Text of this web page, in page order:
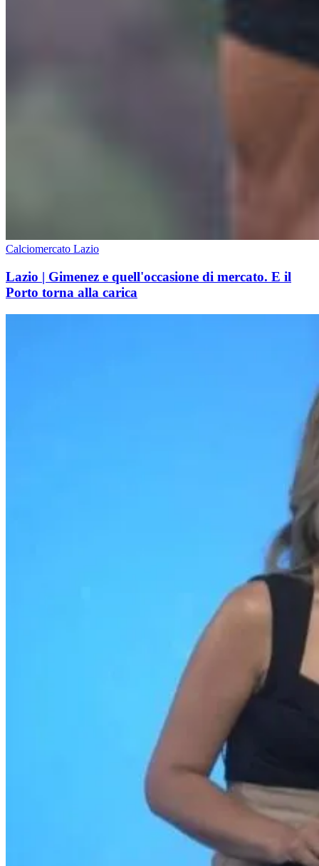
Calciomercato Lazio
Lazio | Gimenez e quell'occasione di mercato. E il
Porto torna alla carica